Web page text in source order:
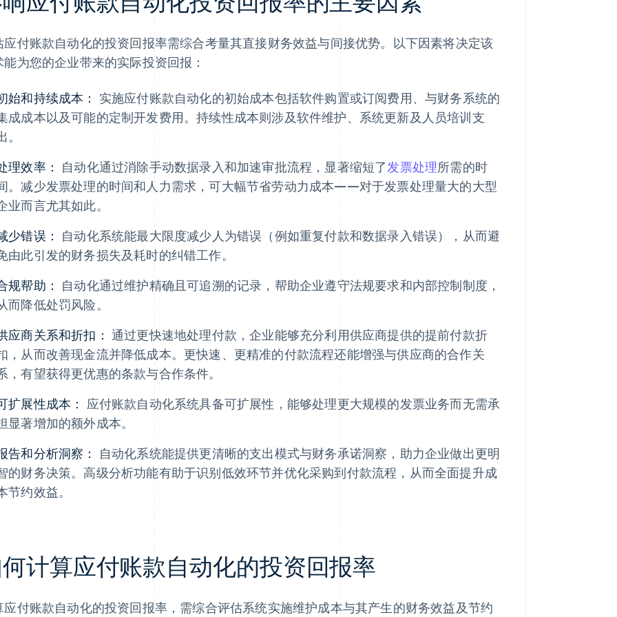
应付账款自动化的投资回报率需综合考量其直接财务效益与间接优势。以下因素将决定该
能为您的企业带来的实际投资回报：
始和持续成本：
实施应付账款自动化的初始成本包括软件购置或订阅费用、与财务系统的
成成本以及可能的定制开发费用。持续性成本则涉及软件维护、系统更新及人员培训支
。
理效率：
自动化通过消除手动数据录入和加速审批流程，显著缩短了发票处理所需的时
。减少发票处理的时间和人力需求，可大幅节省劳动力成本——对于发票处理量大的大型
业而言尤其如此。
少错误：
自动化系统能最大限度减少人为错误（例如重复付款和数据录入错误），从而避
由此引发的财务损失及耗时的纠错工作。
规帮助：
自动化通过维护精确且可追溯的记录，帮助企业遵守法规要求和内部控制制度，
而降低处罚风险。
应商关系和折扣： 通过更快速地处理付款，企业能够充分利用供应商提供的提前付款折
，从而改善现金流并降低成本。更快速、更精准的付款流程还能增强与供应商的合作关
，有望获得更优惠的条款与合作条件。
扩展性成本：
应付账款自动化系统具备可扩展性，能够处理更大规模的发票业务而无需承
显著增加的额外成本。
告和分析洞察：
自动化系统能提供更清晰的支出模式与财务承诺洞察，助力企业做出更明
的财务决策。高级分析功能有助于识别低效环节并优化采购到付款流程，从而全面提升成
节约效益。
计算应付账款自动化的投资回报率
应付账款自动化的投资回报率，需综合评估系统实施维护成本与其产生的财务效益及节约